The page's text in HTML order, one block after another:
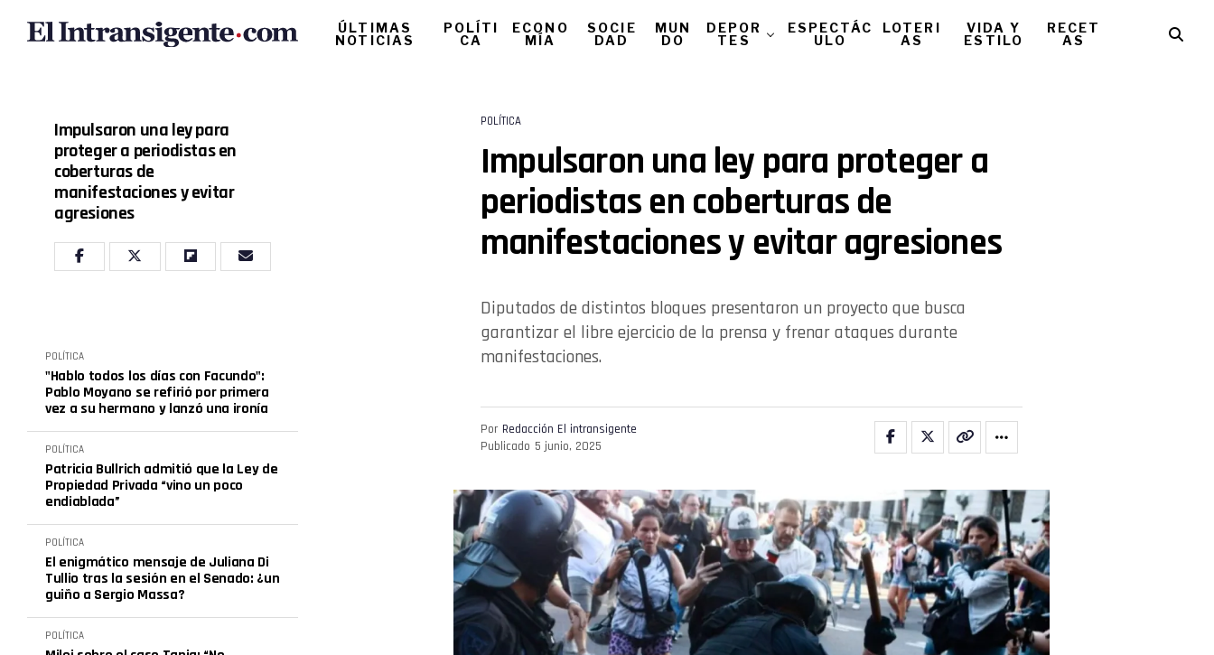
ÚLTIMAS
NOTICIAS
POLÍTI
CA
ECONO
MÍA
SOCIE
DAD
MUN
DO
DEPOR
TES
ESPECTÁC
ULO
LOTERI
AS
VIDA Y
ESTILO
RECET
AS
Impulsaron una ley para
proteger a periodistas en
coberturas de
manifestaciones y evitar
agresiones
POLÍTICA
"Hablo todos los días con Facundo":
Pablo Moyano se refirió por primera
vez a su hermano y lanzó una ironía
POLÍTICA
Patricia Bullrich admitió que la Ley de
Propiedad Privada “vino un poco
endiablada”
POLÍTICA
El enigmático mensaje de Juliana Di
Tullio tras la sesión en el Senado: ¿un
guiño a Sergio Massa?
POLÍTICA
POLÍTICA
Impulsaron una ley para proteger a
periodistas en coberturas de
manifestaciones y evitar agresiones
Diputados de distintos bloques presentaron un proyecto que busca
garantizar el libre ejercicio de la prensa y frenar ataques durante
manifestaciones.
Por Redacción El intransigente
Publicado 5 junio, 2025